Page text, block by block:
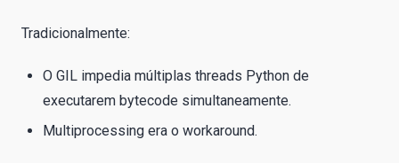
Tradicionalmente:
O GIL impedia múltiplas threads Python de
executarem bytecode simultaneamente.
Multiprocessing era o workaround.